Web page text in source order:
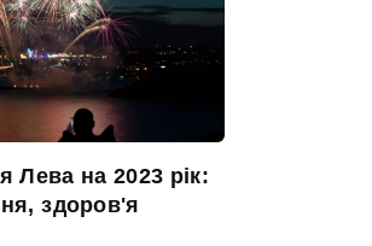
Лева на 2023 рік:
здоров'я